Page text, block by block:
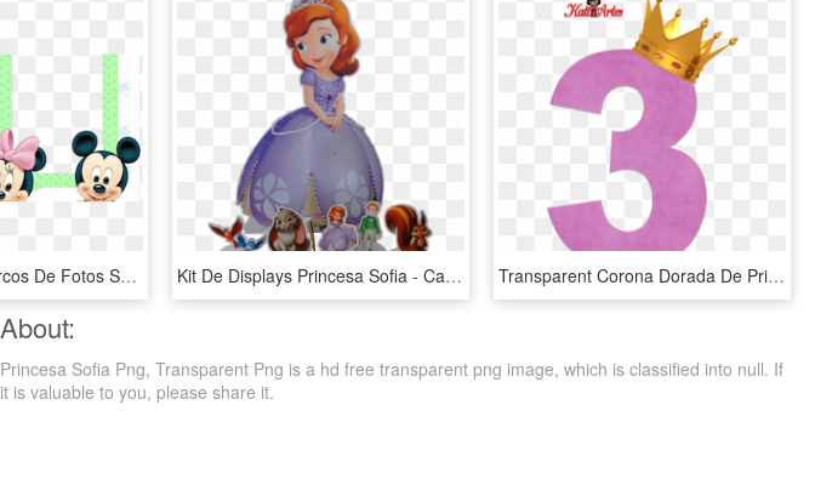
Princesa Sofia Marcos De Fotos Sofia La Primera Disney - Mickey Minnie Goofy Baby, HD Png Download Kit De Displays Princesa Sofia - Cartoon, HD Png Download Transparent Corona Dorada De Princesa Png - Numero 5 Princesa Sofia, Png Download
About:
Princesa Sofia Png, Transparent Png is a hd free transparent png image, which is classified into null. If
it is valuable to you, please share it.